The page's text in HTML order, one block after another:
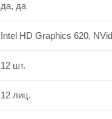
да, да
Intel HD Graphics 620,
12 шт.
12 лиц.